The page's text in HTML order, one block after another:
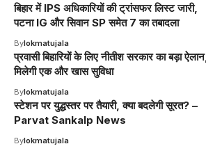
बिहार में IPS अधिकारियों की ट्रांसफर लिस्ट जारी,
पटना IG और सिवान SP समेत 7 का तबादला
Bylokmatujala
प्रवासी बिहारियों के लिए नीतीश सरकार का बड़ा ऐलान,
मिलेगी एक और खास सुविधा
Bylokmatujala
स्टेशन पर युद्धस्तर पर तैयारी, क्या बदलेगी सूरत? –
Parvat Sankalp News
Bylokmatujala